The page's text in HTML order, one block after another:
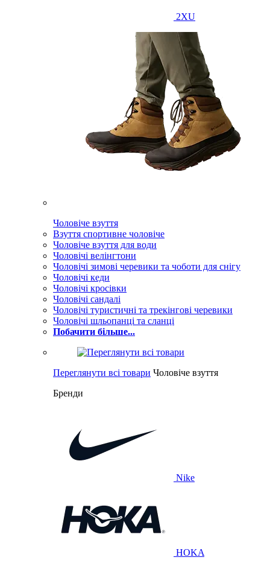
2XU
Чоловіче взуття
Взуття спортивне чоловіче
Чоловіче взуття для води
Чоловічі велінгтони
Чоловічі зимові черевики та чоботи для снігу
Чоловічі кеди
Чоловічі кросівки
Чоловічі сандалі
Чоловічі туристичні та трекінгові черевики
Чоловічі шльопанці та сланці
Побачити більше...
Переглянути всі товари Чоловіче взуття
Бренди
Nike
HOKA